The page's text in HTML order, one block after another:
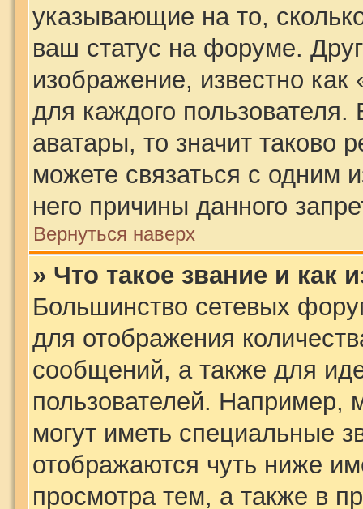
указывающие на то,
ваш статус на форуме.
изображение, известно
для каждого
аватары, то значит
можете связаться с одним
него причины данного
Вернуться наверх
» Что такое звание и как
Большинство сетевых
для отображения
сообщений, а также для
пользователей. Например,
могут иметь специальные
отображаются чуть ниже
просмотра тем, а также в